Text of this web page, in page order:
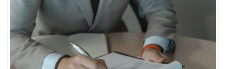
ESPACE CLIENTS